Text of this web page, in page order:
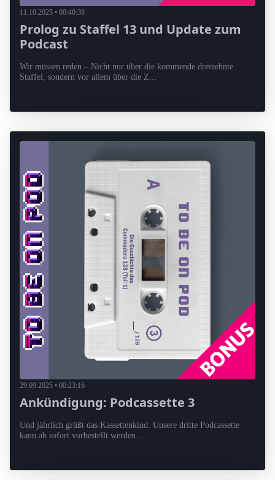
11.10.2025 • 00:40:38
Prolog zu Staffel 13 und Update zum
Podcast
Wir müssen reden – Nicht nur über die kommende dreizehnte
Staffel, sondern vor allem über die Z...
29.09.2025 • 00:23:16
Ankündigung: Podcassette 3
Und jährlich grüßt das Kassettenkind: Unsere dritte Podcassette
kann ab sofort vorbestellt werden...